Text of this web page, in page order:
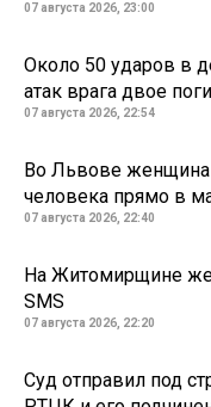
07 августа 2026, 23:00
Около 50 ударов в
атак врага двое
07 августа 2026, 22:54
Во Львове женщина
человека прямо в
07 августа 2026, 22:40
На Житомирщине
SMS
07 августа 2026, 22:20
Суд отправил под